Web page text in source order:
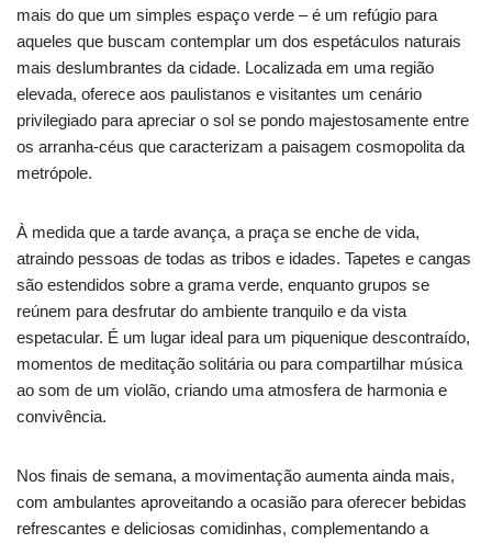
mais do que um simples espaço verde – é um refúgio para
aqueles que buscam contemplar um dos espetáculos naturais
mais deslumbrantes da cidade. Localizada em uma região
elevada, oferece aos paulistanos e visitantes um cenário
privilegiado para apreciar o sol se pondo majestosamente entre
os arranha-céus que caracterizam a paisagem cosmopolita da
metrópole.
À medida que a tarde avança, a praça se enche de vida,
atraindo pessoas de todas as tribos e idades. Tapetes e cangas
são estendidos sobre a grama verde, enquanto grupos se
reúnem para desfrutar do ambiente tranquilo e da vista
espetacular. É um lugar ideal para um piquenique descontraído,
momentos de meditação solitária ou para compartilhar música
ao som de um violão, criando uma atmosfera de harmonia e
convivência.
Nos finais de semana, a movimentação aumenta ainda mais,
com ambulantes aproveitando a ocasião para oferecer bebidas
refrescantes e deliciosas comidinhas, complementando a